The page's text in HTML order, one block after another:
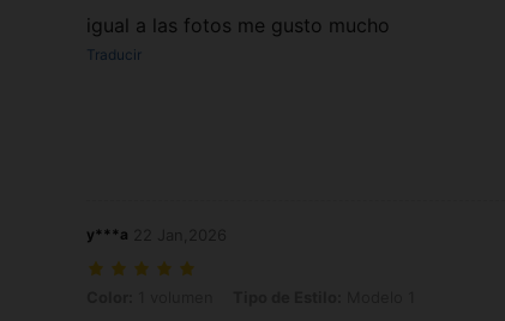
igual a las fotos me gusto mucho
Traducir
y***a